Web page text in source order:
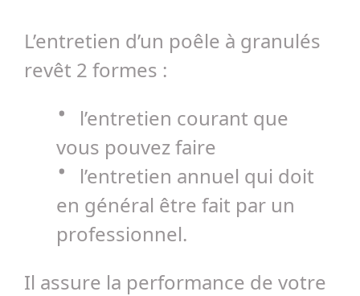
L’entretien d’un poêle à granulés
revêt 2 formes :
l’entretien courant que
vous pouvez faire
l’entretien annuel qui doit
en général être fait par un
professionnel.
Il assure la performance de votre